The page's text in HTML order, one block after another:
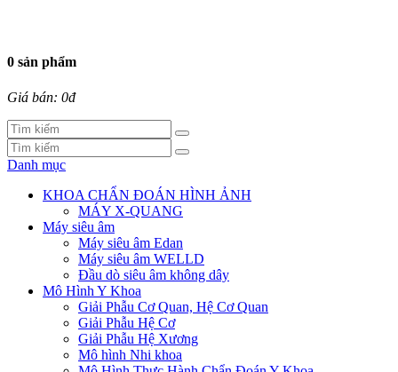
0 sản phẩm
Giá bán: 0đ
Danh mục
KHOA CHẨN ĐOÁN HÌNH ẢNH
MÁY X-QUANG
Máy siêu âm
Máy siêu âm Edan
Máy siêu âm WELLD
Đầu dò siêu âm không dây
Mô Hình Y Khoa
Giải Phẫu Cơ Quan, Hệ Cơ Quan
Giải Phẫu Hệ Cơ
Giải Phẫu Hệ Xương
Mô hình Nhi khoa